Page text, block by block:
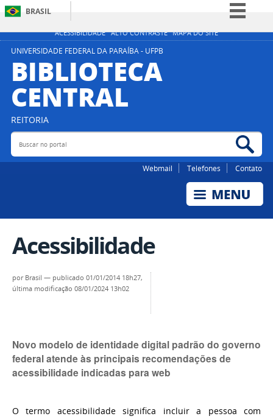
ACESSIBILIDADE ALTO CONTRASTE MAPA DO SITE
BRASIL
Simplifique!
UNIVERSIDADE FEDERAL DA PARAÍBA - UFPB
BIBLIOTECA
CENTRAL
REITORIA
Buscar no portal
Webmail Telefones Contato
Acessibilidade
por Brasil — publicado 01/01/2014 18h27,
última modificação 08/01/2024 13h02
Novo modelo de identidade digital padrão do governo
federal atende às principais recomendações de
acessibilidade indicadas para web
O termo acessibilidade significa incluir a pessoa com